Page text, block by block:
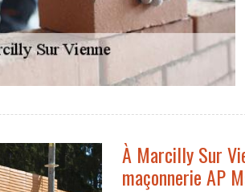
À Marcilly Sur
maçonnerie AP